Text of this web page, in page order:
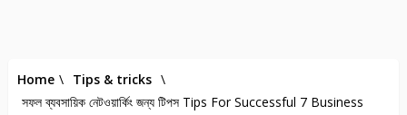
Home \ Tips & tricks \
সফল ব্যবসায়িক নেটওয়ার্কিং জন্য টিপস Tips For Successful 7 Business